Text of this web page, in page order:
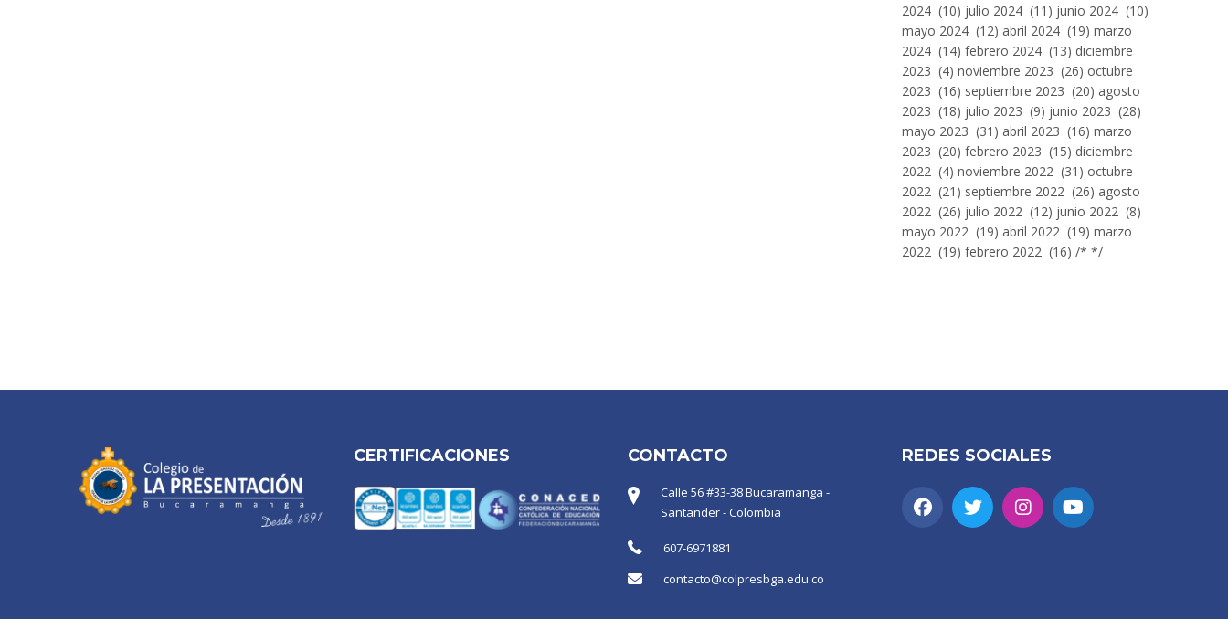
2024 (10) julio 2024 (11) junio 2024 (10)
mayo 2024 (12) abril 2024 (19) marzo
2024 (14) febrero 2024 (13) diciembre
2023 (4) noviembre 2023 (26) octubre
2023 (16) septiembre 2023 (20) agosto
2023 (18) julio 2023 (9) junio 2023 (28)
mayo 2023 (31) abril 2023 (16) marzo
2023 (20) febrero 2023 (15) diciembre
2022 (4) noviembre 2022 (31) octubre
2022 (21) septiembre 2022 (26) agosto
2022 (26) julio 2022 (12) junio 2022 (8)
mayo 2022 (19) abril 2022 (19) marzo
2022 (19) febrero 2022 (16) /* */
CERTIFICACIONES CONTACTO
Calle 56 #33-38 Bucaramanga -
Santander - Colombia
607-6971881
contacto@colpresbga.edu.co
REDES SOCIALES